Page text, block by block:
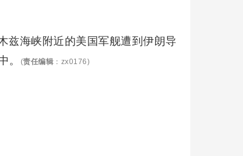
兹海峡附近的美国军舰遭到伊朗导
(责任编辑 ：zx0176)